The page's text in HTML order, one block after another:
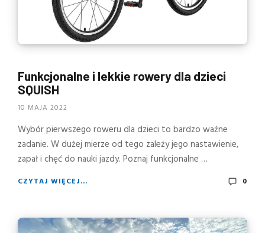
Funkcjonalne i lekkie rowery dla dzieci
SQUISH
10 MAJA 2022
Wybór pierwszego roweru dla dzieci to bardzo ważne
zadanie. W dużej mierze od tego zależy jego nastawienie,
zapał i chęć do nauki jazdy. Poznaj funkcjonalne …
CZYTAJ WIĘCEJ... 0